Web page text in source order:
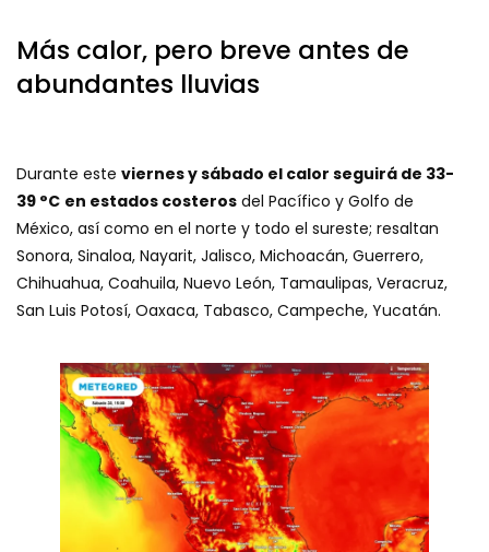
Más calor, pero breve antes de
abundantes lluvias
Durante este viernes y sábado el calor seguirá de 33-
39 °C en estados costeros del Pacífico y Golfo de
México, así como en el norte y todo el sureste; resaltan
Sonora, Sinaloa, Nayarit, Jalisco, Michoacán, Guerrero,
Chihuahua, Coahuila, Nuevo León, Tamaulipas, Veracruz,
San Luis Potosí, Oaxaca, Tabasco, Campeche, Yucatán.